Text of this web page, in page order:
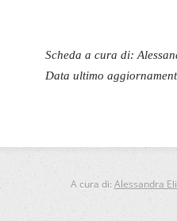
Scheda a cura di:
Data ultimo
A cura di: Alessandra